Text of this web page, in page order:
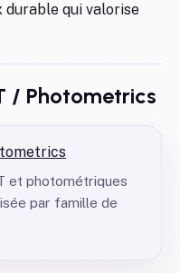
durable qui valorise
/ Photometrics
et photométriques
par famille de